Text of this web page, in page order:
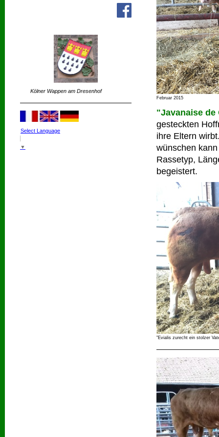
Kölner Wappen am Dresenhof
Select Language
▼
Februar 2015
"Javanaise de
gesteckten
ihre Eltern
wünschen
Rassetyp,
begeistert.
"Evialis zurecht ein stolzer